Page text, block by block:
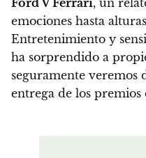
Ford V Ferrari, un
emociones hasta
Entretenimiento y
ha sorprendido a
seguramente
entrega de los premios